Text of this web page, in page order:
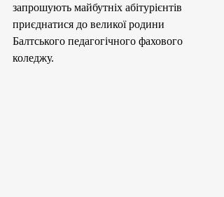
запрошують майбутніх абітурієнтів
приєднатися до великої родини
Балтського педагогічного фахового
коледжу.